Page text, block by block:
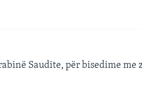
Saudite, për bisedime me